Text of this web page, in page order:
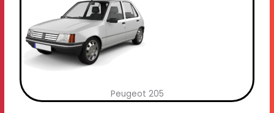
Peugeot 205